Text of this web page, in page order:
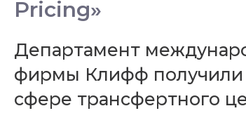
Pricing»
Департамент
фирмы Клифф получили
сфере трансфертного